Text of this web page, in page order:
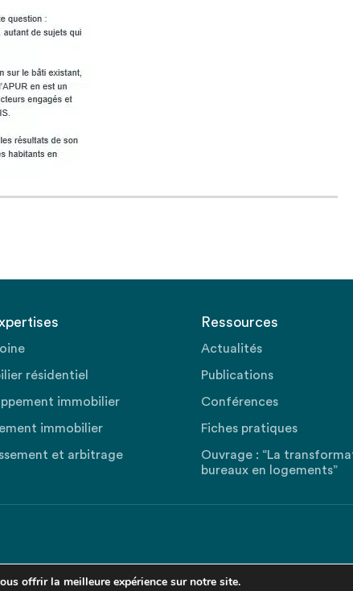
résidentiel
immobilier
immobilier
et arbitrage
Ressources
Actualités
Publications
Conférences
Fiches pratiques
Ouvrage : “La
bureaux en logements”
offrir la meilleure expérience sur notre site.